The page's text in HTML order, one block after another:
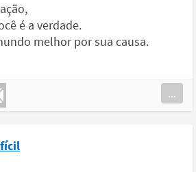
é a verdade.
melhor por sua causa.
...